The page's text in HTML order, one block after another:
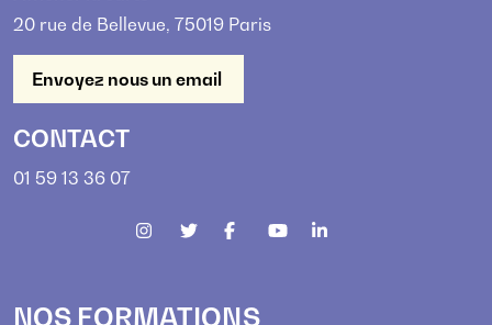
20 rue de Bellevue, 75019 Paris
Envoyez nous un email
CONTACT
01 59 13 36 07
NOS FORMATIONS